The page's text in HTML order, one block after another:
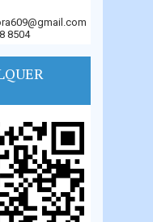
8504